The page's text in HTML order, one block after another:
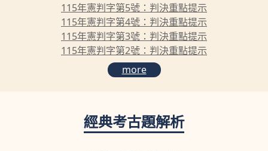
經典考古題解析
115年憲判字第5號：判決重點提示
115年憲判字第4號：判決重點提示
115年憲判字第3號：判決重點提示
115年憲判字第2號：判決重點提示
more